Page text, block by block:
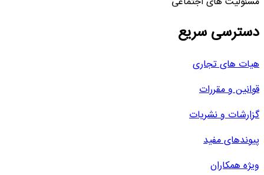
دسترسی سریع
هیات های تجاری
قوانین و مقررات
گزارشات و نشریات
پیوندهای مفید
ویژه همکاران